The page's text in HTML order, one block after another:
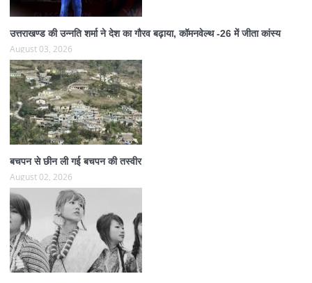
उत्तराखण्ड की उन्नति शर्मा ने देश का गौरव बढ़ाया, कॉमनवेल्थ -26 में जीता कांस्य
August 03, 2026
बचपन से छीन ली गई बचपन की तस्वीर
August 02, 2026